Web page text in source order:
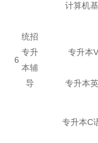
6
统招
专升
本辅
导
计算机
专升本
专升本
专升本C